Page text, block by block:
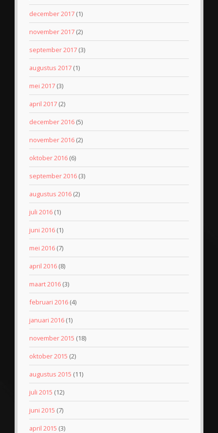
december 2017 (1)
november 2017 (2)
september 2017 (3)
augustus 2017 (1)
mei 2017 (3)
april 2017 (2)
december 2016 (5)
november 2016 (2)
oktober 2016 (6)
september 2016 (3)
augustus 2016 (2)
juli 2016 (1)
juni 2016 (1)
mei 2016 (7)
april 2016 (8)
maart 2016 (3)
februari 2016 (4)
januari 2016 (1)
november 2015 (18)
oktober 2015 (2)
augustus 2015 (11)
juli 2015 (12)
juni 2015 (7)
april 2015 (3)